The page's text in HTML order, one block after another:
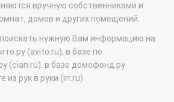
вручную собственниками и
домов и других помещений.
нужную Вам информацию на
(avito.ru), в базе по
(cian.ru), в базе домофонд.ру
из рук в руки (irr.ru).